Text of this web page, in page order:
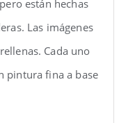
están hechas
Las imágenes
Cada uno
pintura fina a base